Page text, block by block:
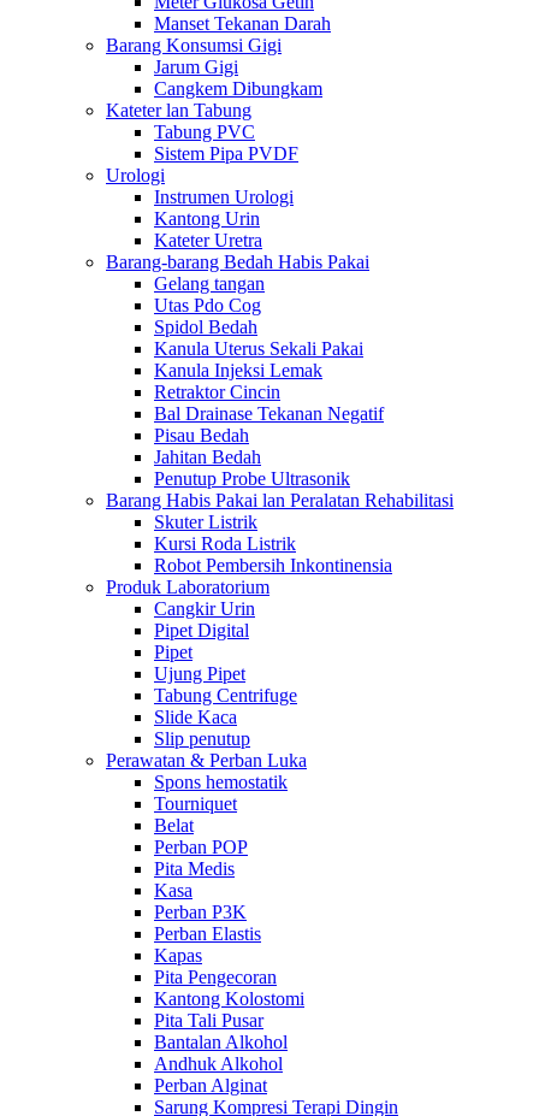
Manset Tekanan Darah
Barang Konsumsi Gigi
Jarum Gigi
Cangkem Dibungkam
Kateter lan Tabung
Tabung PVC
Sistem Pipa PVDF
Urologi
Instrumen Urologi
Kantong Urin
Kateter Uretra
Barang-barang Bedah Habis Pakai
Gelang tangan
Utas Pdo Cog
Spidol Bedah
Kanula Uterus Sekali Pakai
Kanula Injeksi Lemak
Retraktor Cincin
Bal Drainase Tekanan Negatif
Pisau Bedah
Jahitan Bedah
Penutup Probe Ultrasonik
Barang Habis Pakai lan Peralatan Rehabilitasi
Skuter Listrik
Kursi Roda Listrik
Robot Pembersih Inkontinensia
Produk Laboratorium
Cangkir Urin
Pipet Digital
Pipet
Ujung Pipet
Tabung Centrifuge
Slide Kaca
Slip penutup
Perawatan & Perban Luka
Spons hemostatik
Tourniquet
Belat
Perban POP
Pita Medis
Kasa
Perban P3K
Perban Elastis
Kapas
Pita Pengecoran
Kantong Kolostomi
Pita Tali Pusar
Bantalan Alkohol
Andhuk Alkohol
Perban Alginat
Sarung Kompresi Terapi Dingin